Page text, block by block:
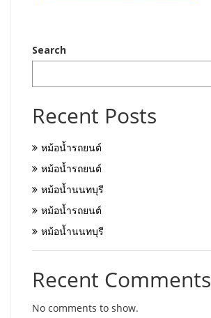
Search
Recent Posts
หม้อน้ำรถยนต์
หม้อน้ำรถยนต์
หม้อน้ำนนทบุรี
หม้อน้ำรถยนต์
หม้อน้ำนนทบุรี
Recent Comments
No comments to show.